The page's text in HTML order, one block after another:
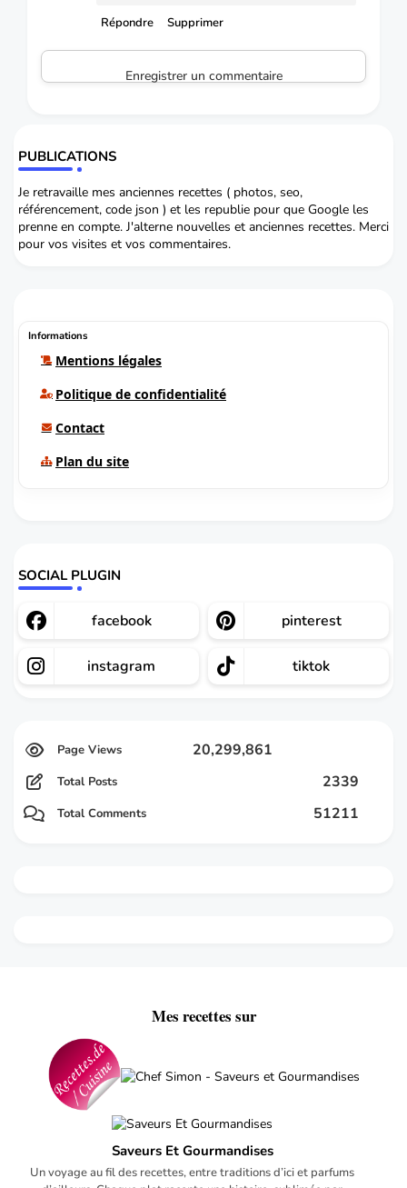
Répondre Supprimer
Enregistrer un commentaire
PUBLICATIONS
Je retravaille mes anciennes recettes ( photos, seo,
référencement, code json ) et les republie pour que Google les
prenne en compte. J'alterne nouvelles et anciennes recettes. Merci
pour vos visites et vos commentaires.
Informations
Mentions légales
Politique de confidentialité
Contact
Plan du site
SOCIAL PLUGIN
facebook pinterest
instagram tiktok
20,299,861
Total Posts 2339
Total Comments 51211
Mes recettes sur
Saveurs Et Gourmandises
Un voyage au fil des recettes, entre traditions d’ici et parfums